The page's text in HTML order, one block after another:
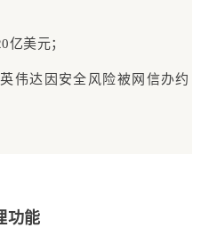
亿美元；
伟达因安全风险被网信办约
功能